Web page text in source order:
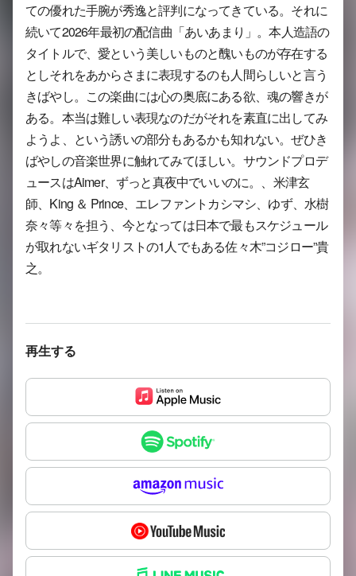
ての優れた手腕が秀逸と評判になってきている。それに
続いて2026年最初の配信曲「あいあまり」。本人造語の
タイトルで、愛という美しいものと醜いものが存在する
としそれをあからさまに表現するのも人間らしいと言う
きばやし。この楽曲には心の奥底にある欲、魂の響きが
ある。本当は難しい表現なのだがそれを素直に出してみ
ようよ、という誘いの部分もあるかも知れない。ぜひき
ばやしの音楽世界に触れてみてほしい。サウンドプロデ
ュースはAimer、ずっと真夜中でいいのに。、米津玄
師、King ＆ Prince、エレファントカシマシ、ゆず、水樹
奈々等々を担う、今となっては日本で最もスケジュール
が取れないギタリストの1人でもある佐々木”コジロー”貴
之。
再生する